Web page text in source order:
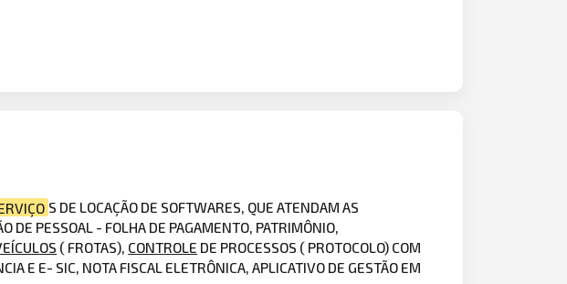
S DE LOCAÇÃO DE SOFTWARES, QUE ATENDAM AS
DE PESSOAL - FOLHA DE PAGAMENTO, PATRIMÔNIO,
( FROTAS), CONTROLE DE PROCESSOS ( PROTOCOLO) COM
E E- SIC, NOTA FISCAL ELETRÔNICA, APLICATIVO DE GESTÃO EM